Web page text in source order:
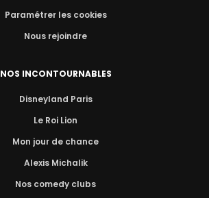
Paramétrer les cookies
Nous rejoindre
NOS INCONTOURNABLES
Disneyland Paris
Le Roi Lion
Mon jour de chance
Alexis Michalik
Nos comedy clubs